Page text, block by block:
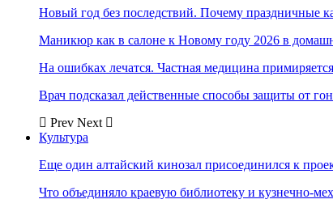
Новый год без последствий. Почему праздничные
Маникюр как в салоне к Новому году 2026 в
На ошибках лечатся. Частная медицина
Врач подсказал действенные способы защиты от
Prev Next
Культура
Еще один алтайский кинозал присоединился к
Что объединяло краевую библиотеку и кузнечно-